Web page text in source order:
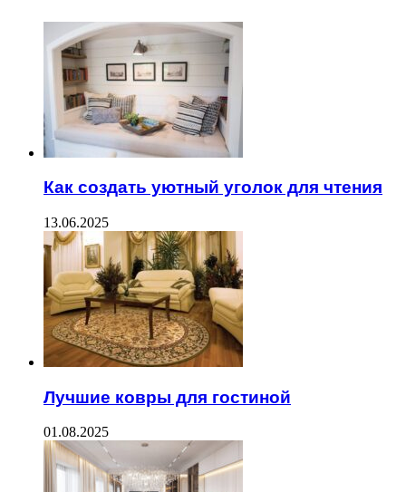
Как создать уютный уголок для чтения
13.06.2025
Лучшие ковры для гостиной
01.08.2025